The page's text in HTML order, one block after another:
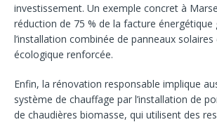
investissement. Un exemple concret à
réduction de 75 % de la facture énergétique
l’installation combinée de panneaux
écologique renforcée.
Enfin, la rénovation responsable implique
système de chauffage par l’installation de
de chaudières biomasse, qui utilisent des